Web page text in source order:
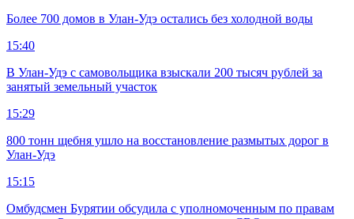
Более 700 домов в Улан-Удэ остались без холодной воды
15:40
В Улан-Удэ с самовольщика взыскали 200 тысяч рублей за
занятый земельный участок
15:29
800 тонн щебня ушло на восстановление размытых дорог в
Улан-Удэ
15:15
Омбудсмен Бурятии обсудила с уполномоченным по правам